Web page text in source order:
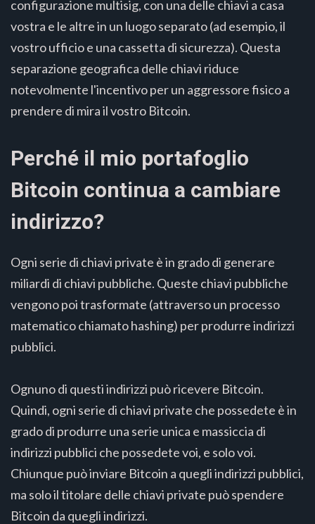
configurazione multisig, con una delle chiavi a casa
vostra e le altre in un luogo separato (ad esempio, il
vostro ufficio e una cassetta di sicurezza). Questa
separazione geografica delle chiavi riduce
notevolmente l'incentivo per un aggressore fisico a
prendere di mira il vostro Bitcoin.
Perché il mio portafoglio
Bitcoin continua a cambiare
indirizzo?
Ogni serie di chiavi private è in grado di generare
miliardi di chiavi pubbliche. Queste chiavi pubbliche
vengono poi trasformate (attraverso un processo
matematico chiamato hashing) per produrre indirizzi
pubblici.
Ognuno di questi indirizzi può ricevere Bitcoin.
Quindi, ogni serie di chiavi private che possedete è in
grado di produrre una serie unica e massiccia di
indirizzi pubblici che possedete voi, e solo voi.
Chiunque può inviare Bitcoin a quegli indirizzi pubblici,
ma solo il titolare delle chiavi private può spendere
Bitcoin da quegli indirizzi.